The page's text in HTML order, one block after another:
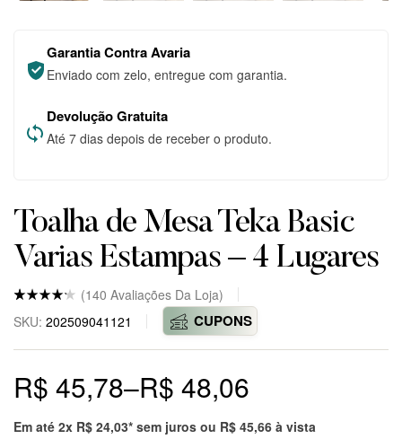
Garantia Contra Avaria
Enviado com zelo, entregue com garantia.
Devolução Gratuita
Até 7 dias depois de receber o produto.
Toalha de Mesa Teka Basic
Varias Estampas – 4 Lugares
Nota 4.8
de 5
em
es
5
de
clientes
em
ace.
(140 Avaliações Da Loja)
SKU: 202509041121 CUPONS
R$ 45,78–R$ 48,06
Em até 2x R$ 24,03* sem juros ou R$ 45,66 à vista